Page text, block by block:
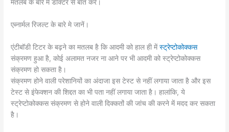
मतलब के बारे में डॉक्‍टर से बात करें।
एब्नार्मल रिजल्‍ट के बारे मे जानें।
एंटीबॉडी टिटर के बढ़ने का मतलब है कि आदमी को हाल ही मेंस्ट्रेप्टोकोक्कस
संक्रमण हुआ है, कोई अलामत नजर ना आने पर भी आदमी को स्ट्रेप्टोकोक्कस
संक्रमण हो सकता है।
संक्रमण होने वाली परेशानियों का अंदाजा इस टेस्‍ट से नहीं लगाया जाता है और इस
टेस्‍ट से इंफेक्‍शन की शिद्दत का भी पता नहीं लगाया जाता है। हालांकि, ये
स्ट्रेप्टोकोक्कस संक्रमण से होने वाली दिक्‍कतों की जांच की करने में मदद कर सकता
है।